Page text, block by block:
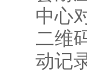
中心
二维
动记